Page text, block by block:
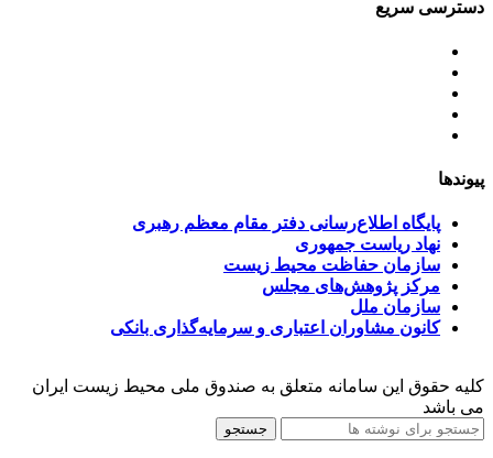
دسترسی سریع
پیوندها
پایگاه اطلاع‌رسانی دفتر مقام معظم رهبری
نهاد ریاست جمهوری
سازمان حفاظت محیط زیست
مرکز پژوهش‌های مجلس
سازمان ملل
کانون مشاوران اعتباری و سرمایه‌گذاری بانکی
کلیه حقوق این سامانه متعلق به صندوق ملی محیط زیست ایران
می باشد
جستجو